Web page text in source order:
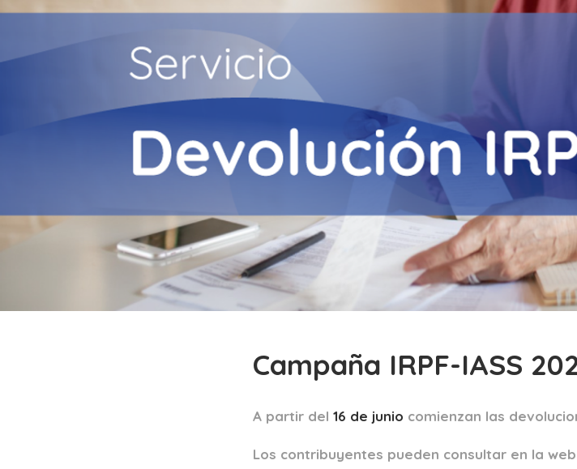
Campaña IRPF-IASS
A partir del 16 de junio comienzan las
Los contribuyentes pueden consultar en la